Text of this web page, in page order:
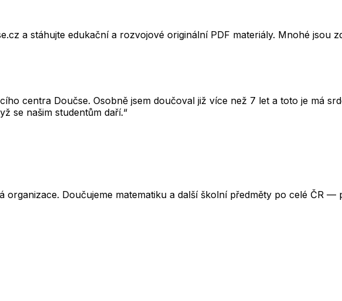
a stáhujte edukační a rozvojové originální PDF materiály. Mnohé jsou
centra Doučse. Osobně jsem doučoval již více než 7 let a toto je má
se našim studentům daří.“
Doučujeme matematiku a další školní předměty po celé ČR —